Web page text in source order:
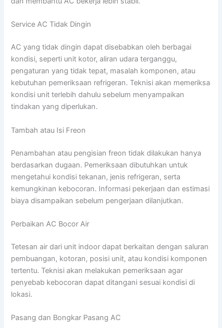
Service AC Tidak Dingin
AC yang tidak dingin dapat disebabkan oleh berbagai
kondisi, seperti unit kotor, aliran udara terganggu,
pengaturan yang tidak tepat, masalah komponen, atau
kebutuhan pemeriksaan refrigeran. Teknisi akan memeriksa
kondisi unit terlebih dahulu sebelum menyampaikan
tindakan yang diperlukan.
Tambah atau Isi Freon
Penambahan atau pengisian freon tidak dilakukan hanya
berdasarkan dugaan. Pemeriksaan dibutuhkan untuk
mengetahui kondisi tekanan, jenis refrigeran, serta
kemungkinan kebocoran. Informasi pekerjaan dan estimasi
biaya disampaikan sebelum pengerjaan dilanjutkan.
Perbaikan AC Bocor Air
Tetesan air dari unit indoor dapat berkaitan dengan saluran
pembuangan, kotoran, posisi unit, atau kondisi komponen
tertentu. Teknisi akan melakukan pemeriksaan agar
penyebab kebocoran dapat ditangani sesuai kondisi di
lokasi.
Pasang dan Bongkar Pasang AC